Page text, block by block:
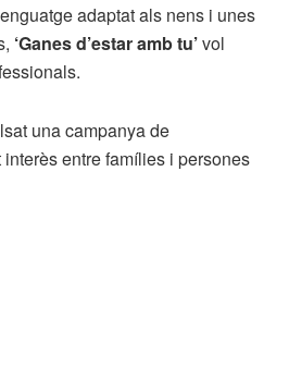
adaptat als nens i unes
‘Ganes d’estar amb tu’vol
una campanya de
entre famílies i persones